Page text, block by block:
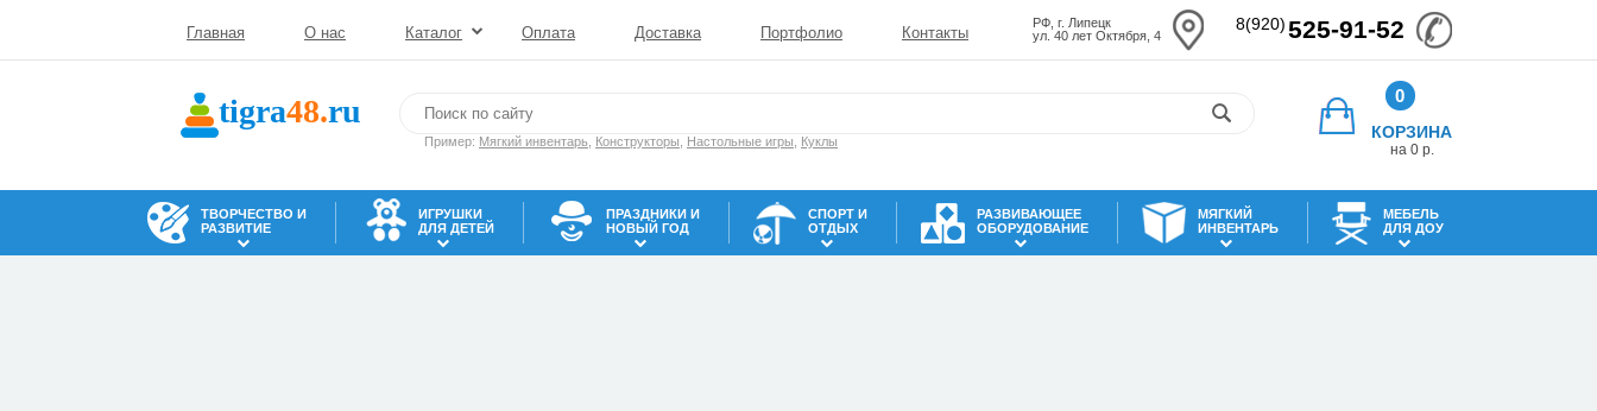
Главная О нас Каталог Оплата Доставка Портфолио Контакты
РФ, г. Липецк
ул. 40 лет Октября, 4
8(920)525-91-52
tigra48.ru
Пример: Мягкий инвентарь Конструкторы Настольные игры Куклы
0
КОРЗИНА
на 0 р.
ТВОРЧЕСТВО И
РАЗВИТИЕ
ИГРУШКИ
ДЛЯ ДЕТЕЙ
ПРАЗДНИКИ И
НОВЫЙ ГОД
СПОРТ И
ОТДЫХ
РАЗВИВАЮЩЕЕ
ОБОРУДОВАНИЕ
МЯГКИЙ
ИНВЕНТАРЬ
МЕБЕЛЬ
ДЛЯ ДОУ